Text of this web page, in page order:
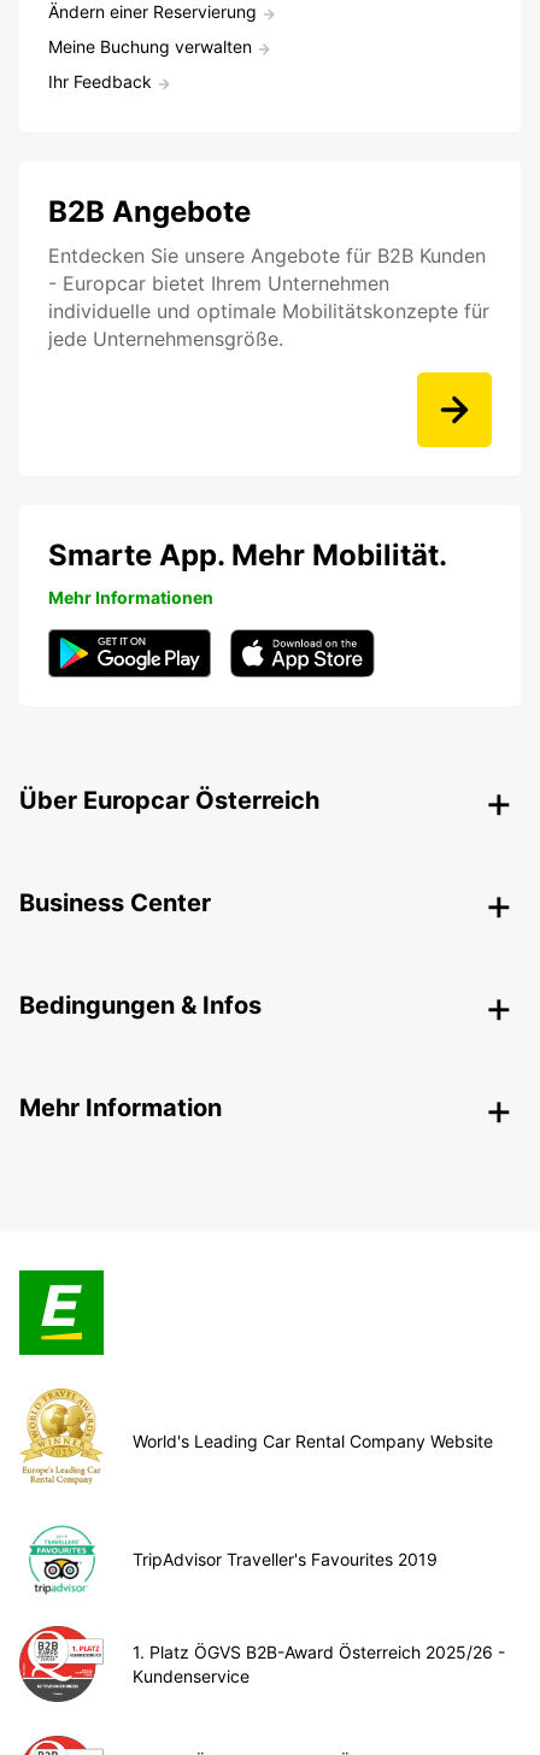
Ändern einer Reservierung
Meine Buchung verwalten
Ihr Feedback
B2B Angebote
Entdecken Sie unsere Angebote für B2B Kunden
- Europcar bietet Ihrem Unternehmen
individuelle und optimale Mobilitätskonzepte für
jede Unternehmensgröße.
Smarte App. Mehr Mobilität.
Mehr Informationen
Über Europcar Österreich
Business Center
Bedingungen & Infos
Mehr Information
World's Leading Car Rental Company Website
TripAdvisor Traveller's Favourites 2019
1. Platz ÖGVS B2B-Award Österreich 2025/26 -
Kundenservice